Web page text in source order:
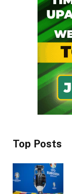
Top Posts